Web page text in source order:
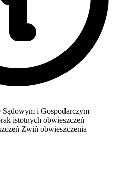
i Gospodarczym
istotnych obwieszczeń
Zwiń obwieszczenia